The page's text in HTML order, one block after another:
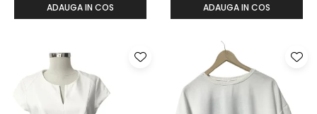
ADAUGA IN COS ADAUGA IN COS